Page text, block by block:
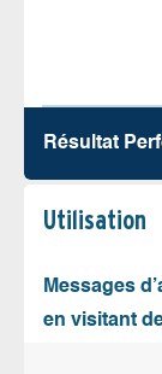
Résultat
Utilisation
Messages
en visitant